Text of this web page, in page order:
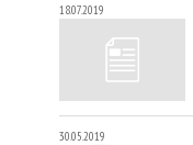
18.07.2019
30.05.2019